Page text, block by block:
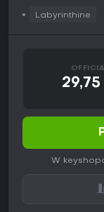
Labyrinthine
29,75
W